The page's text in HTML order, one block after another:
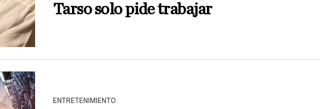
Tarso solo pide trabajar
ENTRETENIMIENTO